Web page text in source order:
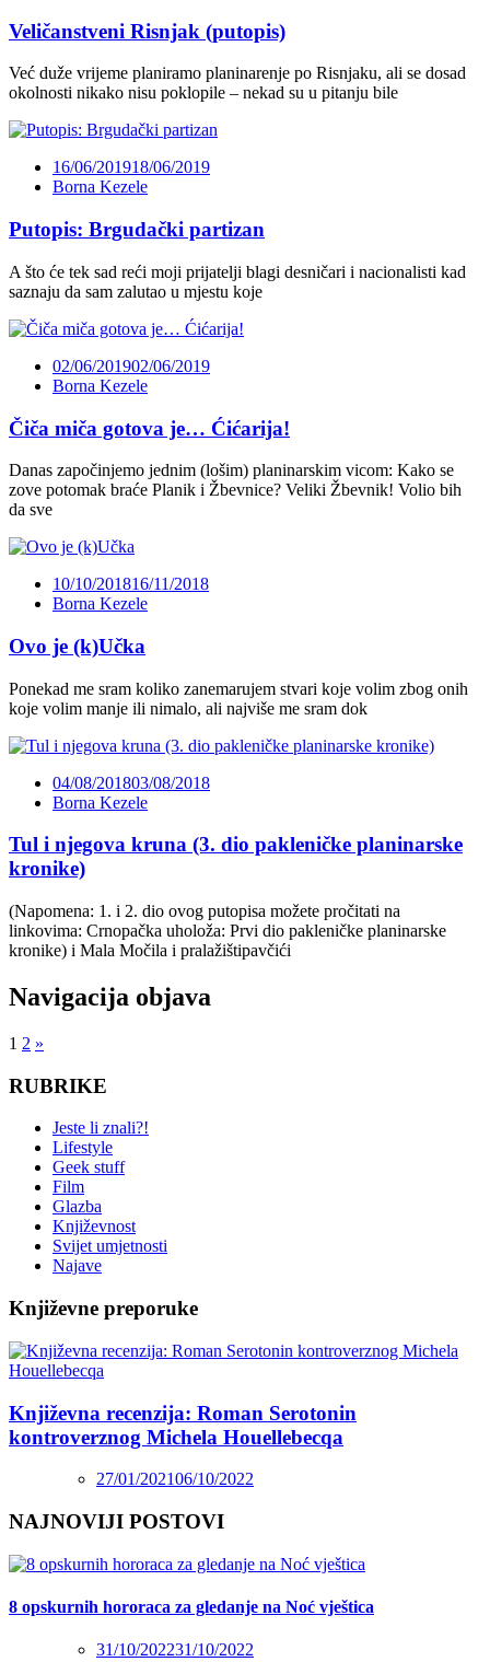
Veličanstveni Risnjak (putopis)
Već duže vrijeme planiramo planinarenje po Risnjaku, ali se dosad
okolnosti nikako nisu poklopile – nekad su u pitanju bile
16/06/201918/06/2019
Borna Kezele
Putopis: Brgudački partizan
A što će tek sad reći moji prijatelji blagi desničari i nacionalisti kad
saznaju da sam zalutao u mjestu koje
02/06/201902/06/2019
Borna Kezele
Čiča miča gotova je… Ćićarija!
Danas započinjemo jednim (lošim) planinarskim vicom: Kako se
zove potomak braće Planik i Žbevnice? Veliki Žbevnik! Volio bih
da sve
10/10/201816/11/2018
Borna Kezele
Ovo je (k)Učka
Ponekad me sram koliko zanemarujem stvari koje volim zbog onih
koje volim manje ili nimalo, ali najviše me sram dok
04/08/201803/08/2018
Borna Kezele
Tul i njegova kruna (3. dio pakleničke planinarske
kronike)
(Napomena: 1. i 2. dio ovog putopisa možete pročitati na
linkovima: Crnopačka uholoža: Prvi dio pakleničke planinarske
kronike) i Mala Močila i pralažištipavčići
Navigacija objava
1 2 »
RUBRIKE
Jeste li znali?!
Lifestyle
Geek stuff
Film
Glazba
Književnost
Svijet umjetnosti
Najave
Književne preporuke
Književna recenzija: Roman Serotonin
kontroverznog Michela Houellebecqa
27/01/202106/10/2022
NAJNOVIJI POSTOVI
8 opskurnih hororaca za gledanje na Noć vještica
31/10/202231/10/2022